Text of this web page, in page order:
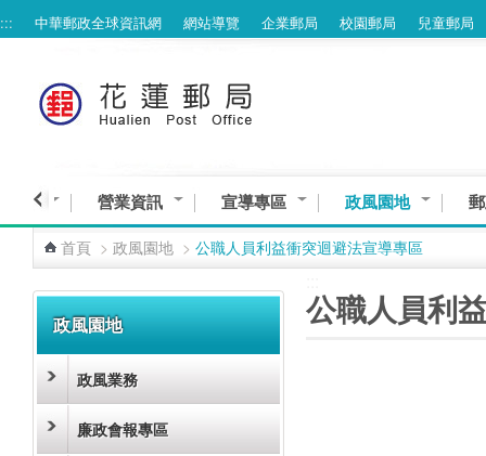
跳到主要內容區塊
::: 中華郵政全球資訊網 網站導覽 企業郵局 校園郵局 兒童郵局
服務 營業資訊 宣導專區 政風園地
首頁 > 政風園地 > 公職人員利益衝突迴避法宣導專區
政風園地
政風業務
廉政會報專區
公職人員利